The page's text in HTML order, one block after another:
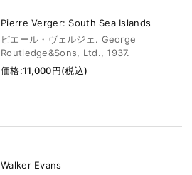
Pierre Verger: South Sea Islands
ピエール・ヴェルジェ. George
Routledge&Sons, Ltd., 1937.
価格:11,000円(税込)
Walker Evans